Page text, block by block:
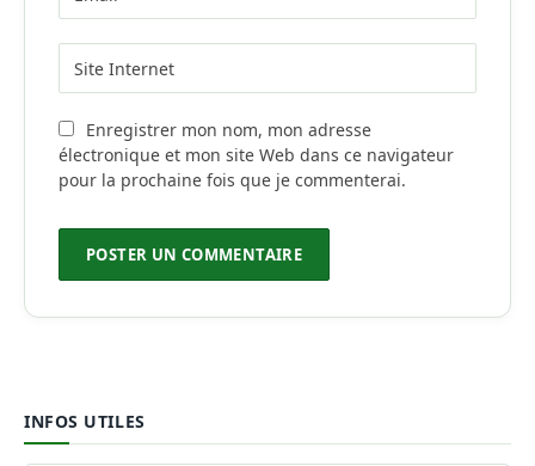
Enregistrer mon nom, mon adresse
électronique et mon site Web dans ce navigateur
pour la prochaine fois que je commenterai.
INFOS UTILES